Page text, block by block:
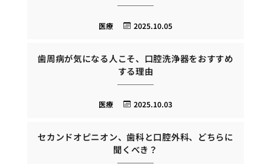
2025.10.05
医療
歯周病が気になる人こそ、口腔洗浄器をおすすめ
する理由
2025.10.03
医療
セカンドオピニオン、歯科と口腔外科、どちらに
聞くべき？